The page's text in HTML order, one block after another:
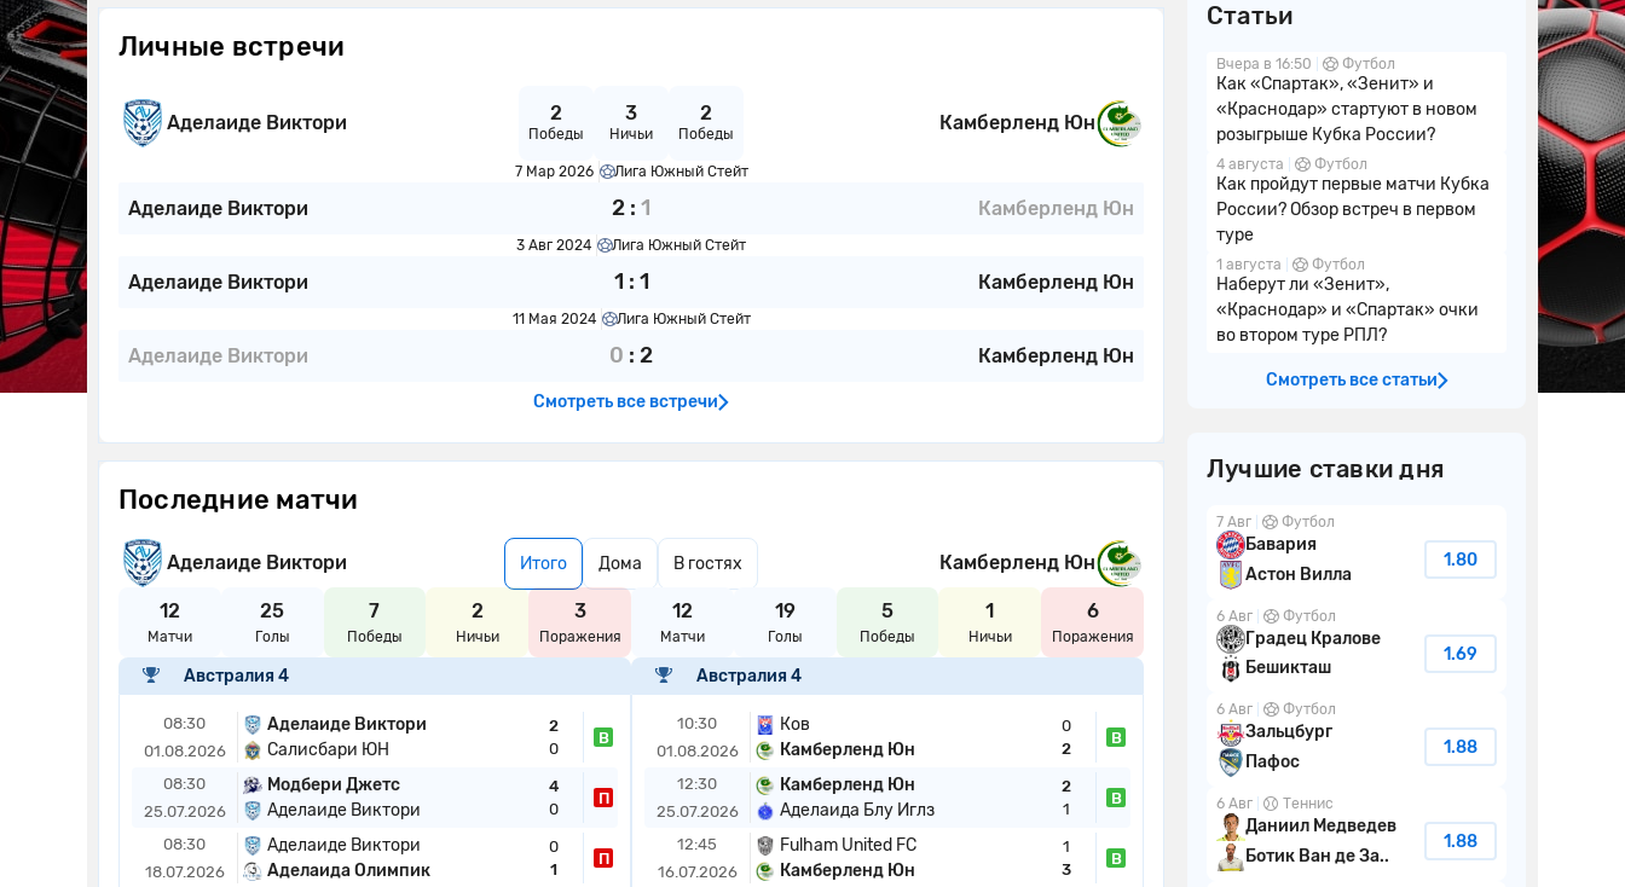
Личные встречи
Аделаиде Виктори 2
Победы
3
Ничьи
2
Победы Камберленд Юн
7 Мар 2026 Лига Южный Стейт
Аделаиде Виктори 2 : 1 Камберленд Юн
3 Авг 2024 Лига Южный Стейт
Аделаиде Виктори 1 : 1 Камберленд Юн
11 Мая 2024 Лига Южный Стейт
Аделаиде Виктори 0 : 2 Камберленд Юн
Смотреть все встречи
Последние матчи
Аделаиде Виктори Итого Дома В гостях Камберленд Юн
12
Матчи
25
Голы
7
Победы
2
Ничьи
3
Поражения
Австралия 4
08:30
01.08.2026
Аделаиде Виктори
Салисбари ЮН
2
0
В
08:30
25.07.2026
Модбери Джетс
Аделаиде Виктори
4
0
П
08:30
18.07.2026
Аделаиде Виктори
Аделаида Олимпик
0
1
П
12
Матчи
19
Голы
5
Победы
1
Ничьи
6
Поражения
Австралия 4
10:30
01.08.2026
Ков
Камберленд Юн
0
2
В
12:30
25.07.2026
Камберленд Юн
Аделаида Блу Иглз
2
1
В
12:45
16.07.2026
Fulham United FC
Камберленд Юн
1
3
В
Статьи
Вчера в 16:50 Футбол
Как «Спартак», «Зенит» и
«Краснодар» стартуют в новом
розыгрыше Кубка России?
4 августа Футбол
Как пройдут первые матчи Кубка
России? Обзор встреч в первом
туре
1 августа Футбол
Наберут ли «Зенит»,
«Краснодар» и «Спартак» очки
во втором туре РПЛ?
Смотреть все статьи
Лучшие ставки дня
7 Авг Футбол
Бавария
Астон Вилла
1.80
6 Авг Футбол
Градец Кралове
Бешикташ
1.69
6 Авг Футбол
Зальцбург
Пафос
1.88
6 Авг Теннис
Даниил Медведев
Ботик Ван де За..
1.88